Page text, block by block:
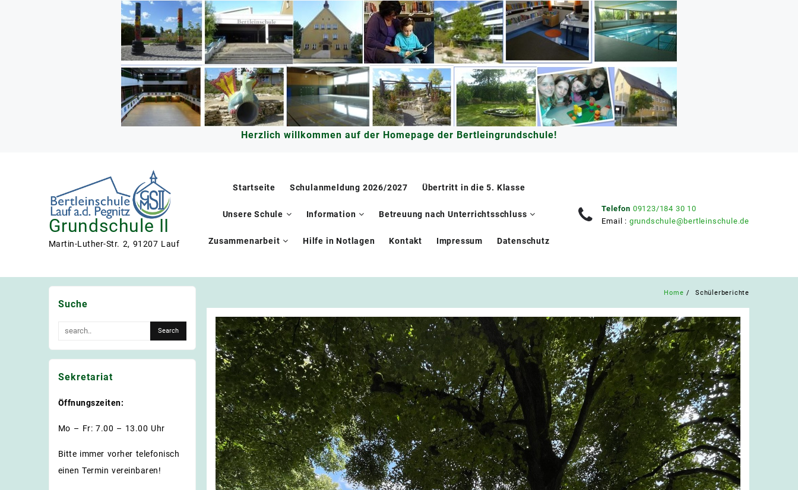
Herzlich willkommen auf der Homepage der Bertleingrundschule!
Grundschule II
Martin-Luther-Str. 2, 91207 Lauf
Startseite Schulanmeldung 2026/2027 Übertritt in die 5. Klasse
Unsere Schule Information Betreuung nach Unterrichtsschluss
Zusammenarbeit Hilfe in Notlagen Kontakt Impressum Datenschutz
Telefon 09123/184 30 10
Email : grundschule@bertleinschule.de
Home Schülerberichte
Suche
Sekretariat
Öffnungszeiten:
Mo – Fr: 7.00 – 13.00 Uhr
Bitte immer vorher telefonisch
einen Termin vereinbaren!